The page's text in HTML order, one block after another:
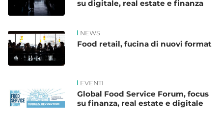
su digitale, real estate e finanza
NEWS
Food retail, fucina di nuovi format
EVENTI
Global Food Service Forum, focus
su finanza, real estate e digitale